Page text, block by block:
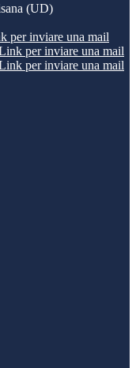
(UD)
per inviare una mail
per inviare una mail
per inviare una mail